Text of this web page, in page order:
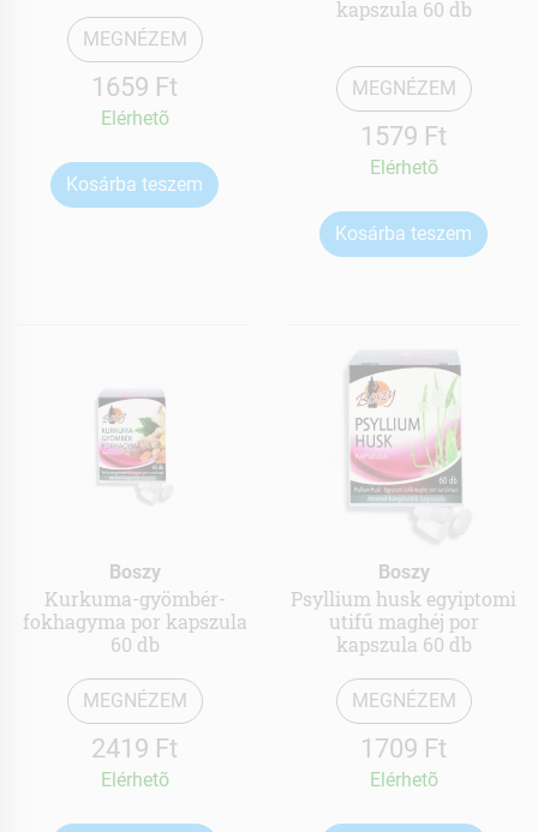
MEGNÉZEM
1659 Ft
Elérhetõ
Kosárba teszem
kapszula 60 db
MEGNÉZEM
1579 Ft
Elérhetõ
Kosárba teszem
Boszy
Kurkuma-gyömbér-
fokhagyma por kapszula
60 db
MEGNÉZEM
2419 Ft
Elérhetõ
Boszy
Psyllium husk egyiptomi
utifű maghéj por
kapszula 60 db
MEGNÉZEM
1709 Ft
Elérhetõ